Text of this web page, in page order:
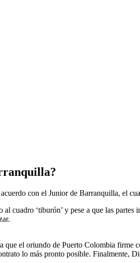
con el Junior de Barranquilla, el
cuadro ‘tiburón’ y pese a que las
el oriundo de Puerto Colombia
lo más pronto posible. Finalmente,